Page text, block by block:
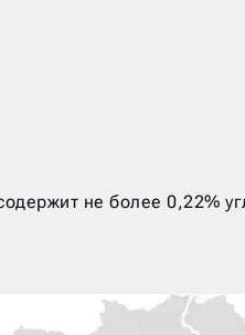
не более 0,22%